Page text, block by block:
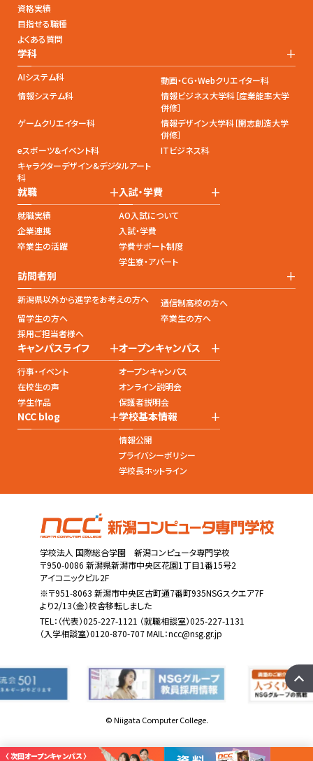
資格実績
目指せる職種
よくある質問
学科 +
AIシステム科
動画・CG・Webクリエイター科
情報システム科
情報ビジネス大学科［産業能率大学
併修］
ゲームクリエイター科
情報デザイン大学科［開志創造大学
併修］
eスポーツ&イベント科
ITビジネス科
キャラクターデザイン&デジタルアート
科
就職 +
就職実績
企業連携
卒業生の活躍
入試・学費 +
AO入試について
入試・学費
学費サポート制度
学生寮・アパート
訪問者別 +
新潟県以外から進学をお考えの方へ
通信制高校の方へ
留学生の方へ
卒業生の方へ
採用ご担当者様へ
キャンパスライフ +
行事・イベント
在校生の声
学生作品
オープンキャンパス +
オープンキャンパス
オンライン説明会
保護者説明会
NCC blog +学校基本情報 +
情報公開
プライバシーポリシー
学校長ホットライン
学校法人 国際総合学園 新潟コンピュータ専門学校
〒950-0086 新潟県新潟市中央区花園1丁目1番15号2
アイコニックビル2F
※〒951-8063 新潟市中央区古町通7番町935NSGスクエア7F
より2/13（金）校舎移転しました
TEL： （代表）025-227-1121 （就職相談室）025-227-1131
（入学相談室）0120-870-707 MAIL：ncc@nsg.gr.jp
© Niigata Computer College.
〈 次回オープンキャンパス 〉